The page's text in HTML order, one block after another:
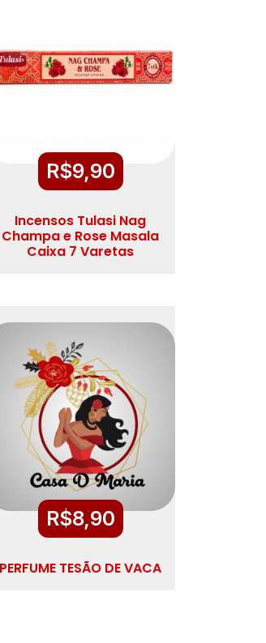
R$9,90
Incensos Tulasi Nag
Champa e Rose Masala
Caixa 7 Varetas
R$8,90
PERFUME TESÃO DE VACA